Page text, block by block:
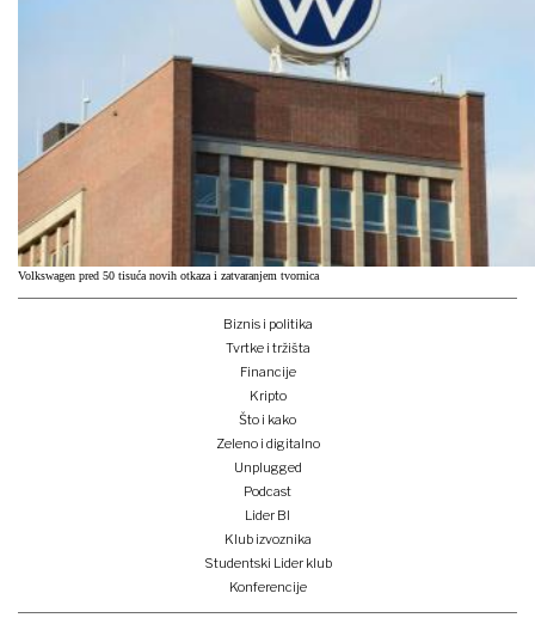
Volkswagen pred 50 tisuća novih otkaza i zatvaranjem tvornica
Biznis i politika
Tvrtke i tržišta
Financije
Kripto
Što i kako
Zeleno i digitalno
Unplugged
Podcast
Lider BI
Klub izvoznika
Studentski Lider klub
Konferencije